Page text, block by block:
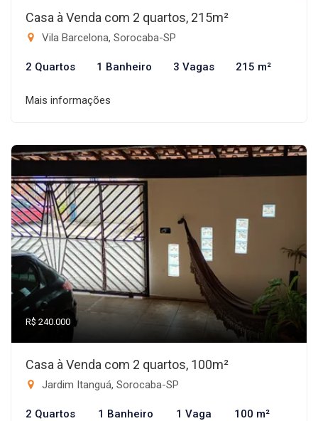
Casa à Venda com 2 quartos, 215m²
Vila Barcelona, Sorocaba-SP
2 Quartos 1 Banheiro 3 Vagas 215 m²
Mais informações
R$ 240.000
Casa à Venda com 2 quartos, 100m²
Jardim Itanguá, Sorocaba-SP
2 Quartos 1 Banheiro 1 Vaga 100 m²